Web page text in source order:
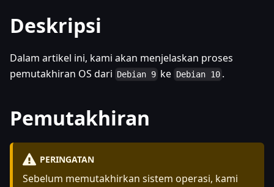
Deskripsi
Dalam artikel ini, kami akan menjelaskan proses
pemutakhiran OS dari Debian 9 ke Debian 10 .
Pemutakhiran
PERINGATAN
Sebelum memutakhirkan sistem operasi, kami